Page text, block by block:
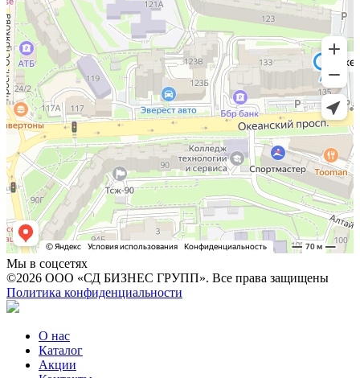
Мы в соцсетях
©2026 ООО «СД БИЗНЕС ГРУПП». Все права защищены
Политика конфиденциальности
О нас
Каталог
Акции